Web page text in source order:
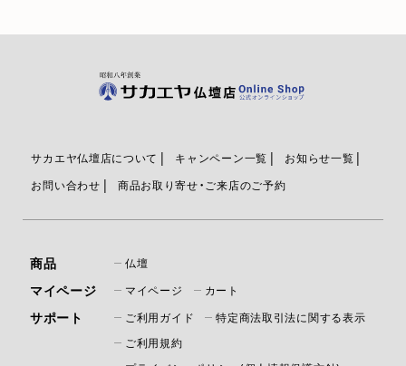
サカエヤ仏壇店について キャンペーン一覧
お知らせ一覧
お問い合わせ
商品お取り寄せ・ご来店のご予約
商品 仏壇
マイページ マイページ カート
サポート ご利用ガイド
特定商法取引法に関する表示
ご利用規約